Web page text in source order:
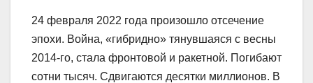
24 февраля 2022 года произошло отсечение
эпохи. Война, «гибридно» тянувшаяся с весны
2014-го, стала фронтовой и ракетной. Погибают
сотни тысяч. Сдвигаются десятки миллионов. В